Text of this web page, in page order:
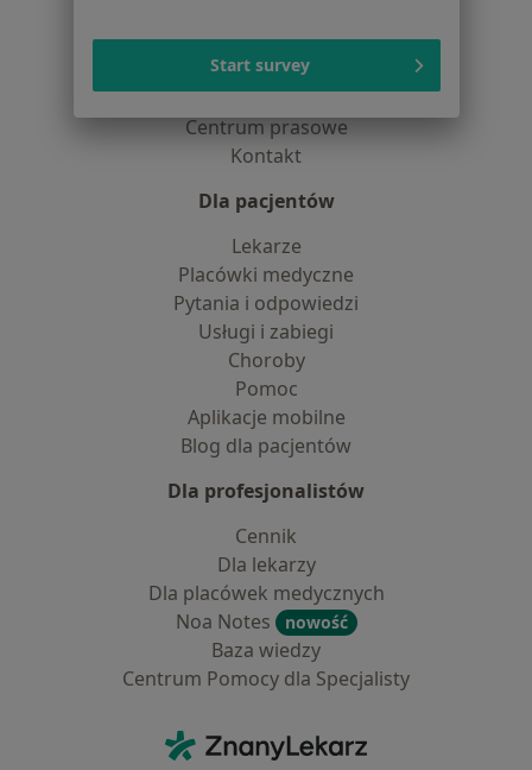
O nas
Praca Rekrutujemy!
Partnerzy
Centrum prasowe
Kontakt
Dla pacjentów
Lekarze
Placówki medyczne
Pytania i odpowiedzi
Usługi i zabiegi
Choroby
Pomoc
Aplikacje mobilne
Blog dla pacjentów
Dla profesjonalistów
Cennik
Dla lekarzy
Dla placówek medycznych
Noa Notes
nowość
Baza wiedzy
Centrum Pomocy dla Specjalisty
ZnanyLekarz - Strona główna
Start survey